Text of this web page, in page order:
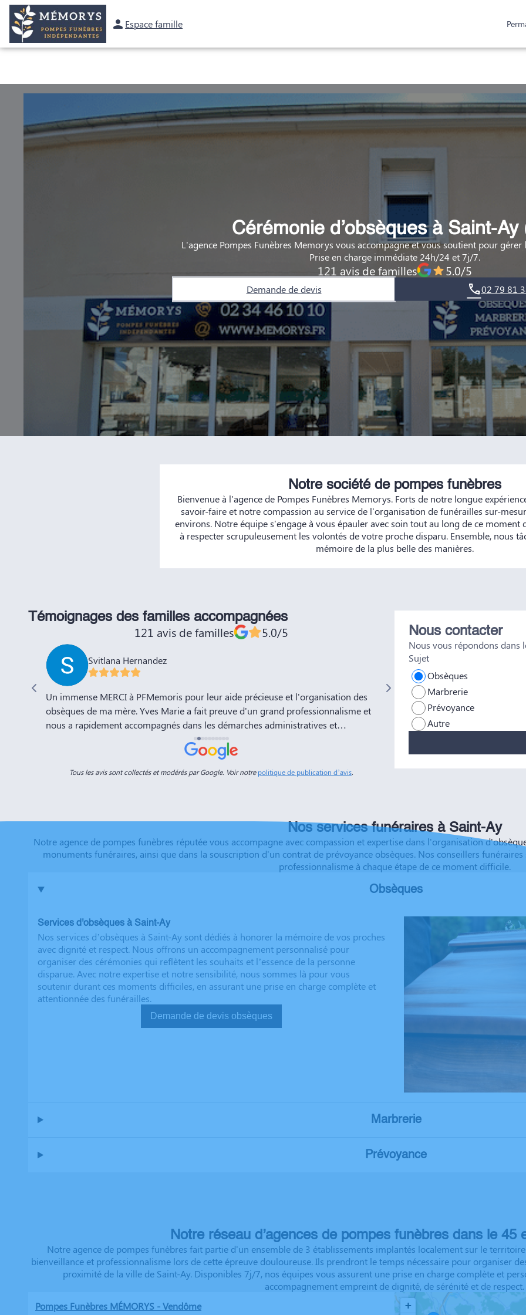
Espace famille
OBSÈQUES PRÉVOYANCE MARBRERIE
Cérémonie d’obsèques à Saint-Ay
L'agence Pompes Funèbres Memorys vous accompagne et vous soutient pour gérer
Prise en charge immédiate 24h/24 et 7j/7.
121 avis de familles 5.0/5
Demande de devis 02 79 81
Notre société de pompes funèbres
Bienvenue à l'agence de Pompes Funèbres Memorys. Forts de notre longue
savoir-faire et notre compassion au service de l'organisation de funérailles sur-
environs. Notre équipe s'engage à vous épauler avec soin tout au long de ce moment
à respecter scrupuleusement les volontés de votre proche disparu. Ensemble, nous
mémoire de la plus belle des manières.
Témoignages des familles accompagnées
121 avis de familles 5.0/5
Svitlana Hernandez
Un immense MERCI à PFMemoris pour leur aide précieuse et l'organisation des
obsèques de ma mère. Yves Marie a fait preuve d'un grand professionnalisme et
nous a rapidement accompagnés dans les démarches administratives et
l'organisation de la cérémonie d'adieu. Nous souhaitons à votre entreprise
prospérité et succès et la recommandons vivement à tous nos amis et
connaissances. Dans ces moments de deuil, des personnes comme Yves Marie et
Not No
Très bien était accueillie , très
Tous les avis sont collectés et modérés par Google. Voir notrepolitique de publication d’avis
Nous contacter
Nous vous répondons dans
Sujet
Obsèques
Marbrerie
Prévoyance
Autre
Nos services funéraires à Saint-Ay
Notre agence de pompes funèbres réputée vous accompagne avec compassion et expertise dans l'organisation
monuments funéraires, ainsi que dans la souscription d'un contrat de prévoyance obsèques. Nos conseillers
professionnalisme à chaque étape de ce moment difficile.
Obsèques
Services d'obsèques à Saint-Ay
Nos services d’obsèques à Saint-Ay sont dédiés à honorer la mémoire de vos proches
avec dignité et respect. Nous offrons un accompagnement personnalisé pour
organiser des cérémonies qui reflètent les souhaits et l’essence de la personne
disparue. Avec notre expertise et notre sensibilité, nous sommes là pour vous
soutenir durant ces moments difficiles, en assurant une prise en charge complète et
attentionnée des funérailles.
Demande de devis obsèques
Marbrerie
Prévoyance
Notre réseau d’agences de pompes funèbres dans le 45
Notre agence de pompes funèbres fait partie d'un ensemble de 3 établissements implantés localement sur le
bienveillance et professionnalisme lors de cette épreuve douloureuse. Ils prendront le temps nécessaire pour organiser
proximité de la ville de Saint-Ay. Disponibles 7j/7, nos équipes vous assurent une prise en charge complète et
accompagnement empreint de dignité, de sérénité et de respect.
Pompes Funèbres MÉMORYS - Vendôme
+